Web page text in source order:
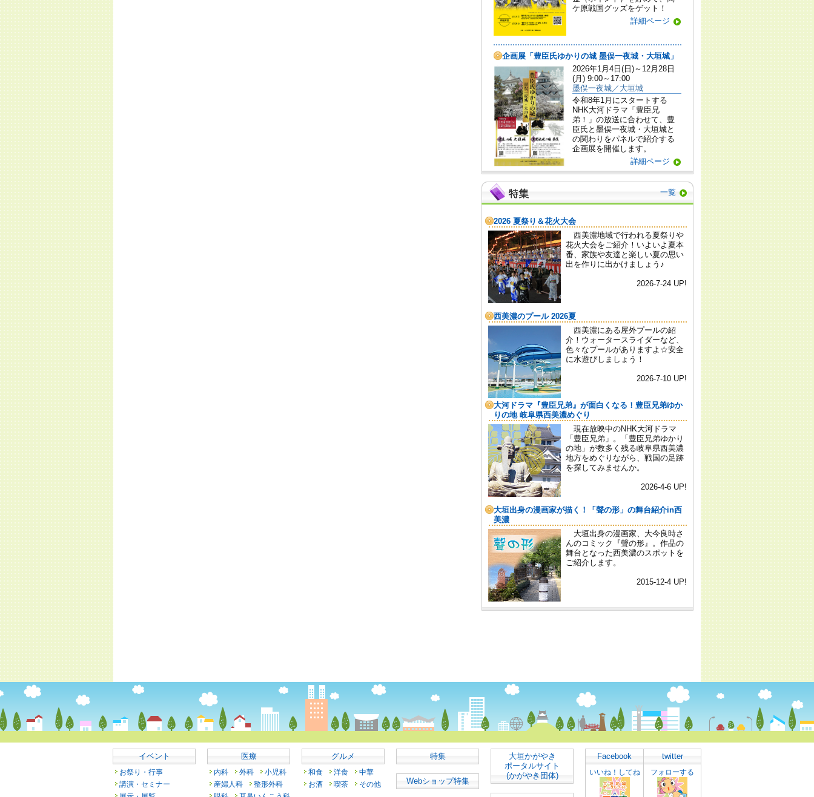
イベント
お祭り・行事
講演・セミナー
医療
内科 外科
小児科
産婦人科
整形外科
グルメ
和食 洋食
中華
お酒
喫茶 その他
特集
Webショップ特集
大垣かがやき
ポータルサイト
(かがやき団体)
Facebook
いいね！してね
twitter
フォローする